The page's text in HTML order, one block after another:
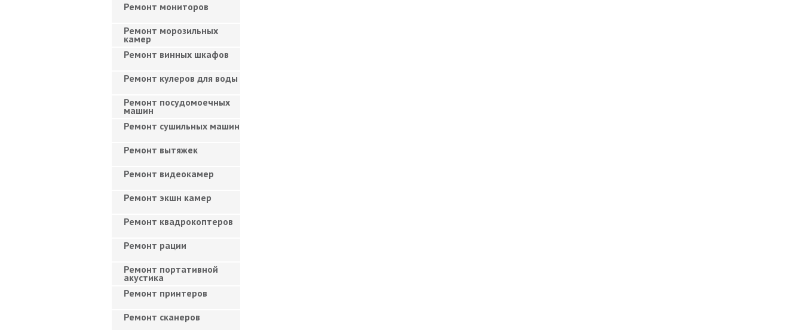
Ремонт мониторов
Ремонт морозильных
камер
Ремонт винных шкафов
Ремонт кулеров для воды
Ремонт посудомоечных
машин
Ремонт сушильных машин
Ремонт вытяжек
Ремонт видеокамер
Ремонт экшн камер
Ремонт квадрокоптеров
Ремонт рации
Ремонт портативной
акустика
Ремонт принтеров
Ремонт сканеров